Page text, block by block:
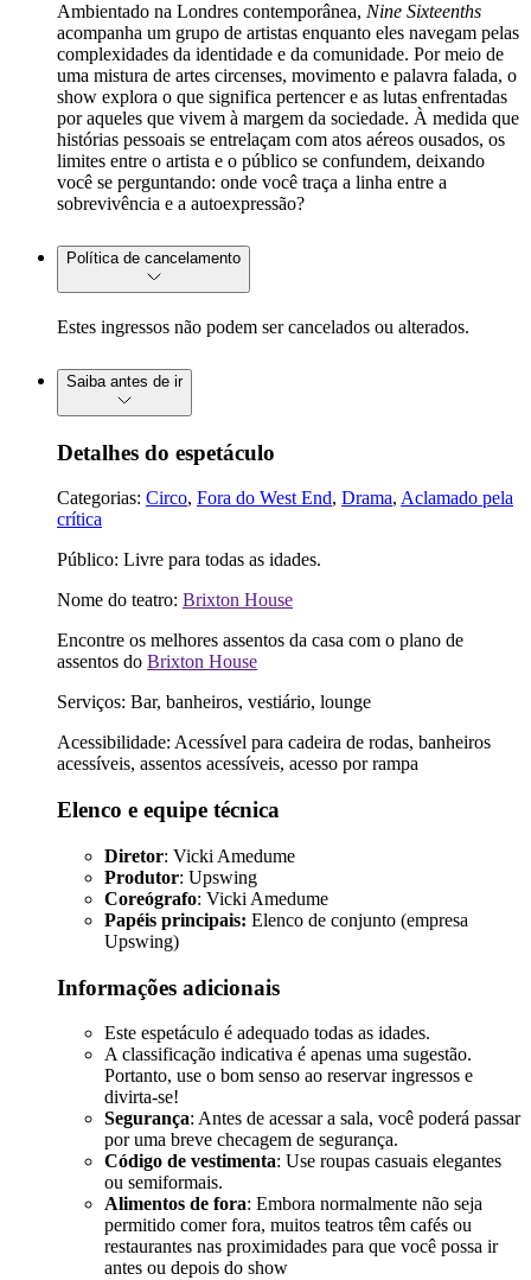
Ambientado na Londres contemporânea, Nine Sixteenths
acompanha um grupo de artistas enquanto eles navegam pelas
complexidades da identidade e da comunidade. Por meio de
uma mistura de artes circenses, movimento e palavra falada, o
show explora o que significa pertencer e as lutas enfrentadas
por aqueles que vivem à margem da sociedade. À medida que
histórias pessoais se entrelaçam com atos aéreos ousados, os
limites entre o artista e o público se confundem, deixando
você se perguntando: onde você traça a linha entre a
sobrevivência e a autoexpressão?
Política de cancelamento
Estes ingressos não podem ser cancelados ou alterados.
Saiba antes de ir
Detalhes do espetáculo
Categorias: Circo, Fora do West End, Drama, Aclamado pela
crítica
Público: Livre para todas as idades.
Nome do teatro: Brixton House
Encontre os melhores assentos da casa com o plano de
assentos do Brixton House
Serviços: Bar, banheiros, vestiário, lounge
Acessibilidade: Acessível para cadeira de rodas, banheiros
acessíveis, assentos acessíveis, acesso por rampa
Elenco e equipe técnica
Diretor: Vicki Amedume
Produtor: Upswing
Coreógrafo: Vicki Amedume
Papéis principais: Elenco de conjunto (empresa
Upswing)
Informações adicionais
Este espetáculo é adequado todas as idades.
A classificação indicativa é apenas uma sugestão.
Portanto, use o bom senso ao reservar ingressos e
divirta-se!
Segurança: Antes de acessar a sala, você poderá passar
por uma breve checagem de segurança.
Código de vestimenta: Use roupas casuais elegantes
ou semiformais.
Alimentos de fora: Embora normalmente não seja
permitido comer fora, muitos teatros têm cafés ou
restaurantes nas proximidades para que você possa ir
antes ou depois do show